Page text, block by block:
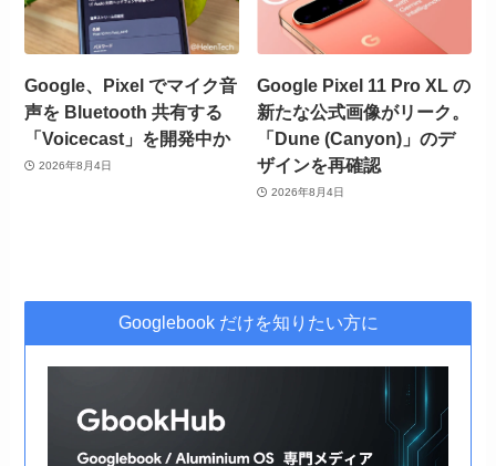
Google、Pixel でマイク音
声を Bluetooth 共有する
「Voicecast」を開発中か
2026年8月4日
Google Pixel 11 Pro XL の
新たな公式画像がリーク。
「Dune (Canyon)」のデ
ザインを再確認
2026年8月4日
Googlebook だけを知りたい方に